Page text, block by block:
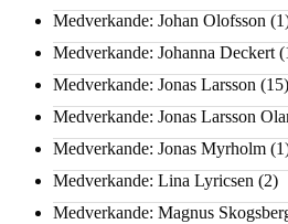
Medverkande: Johan Olofsson
Medverkande: Johanna Deckert
Medverkande: Jonas Larsson (15)
Medverkande: Jonas Larsson
Medverkande: Jonas Myrholm
Medverkande: Lina Lyricsen (2)
Medverkande: Magnus